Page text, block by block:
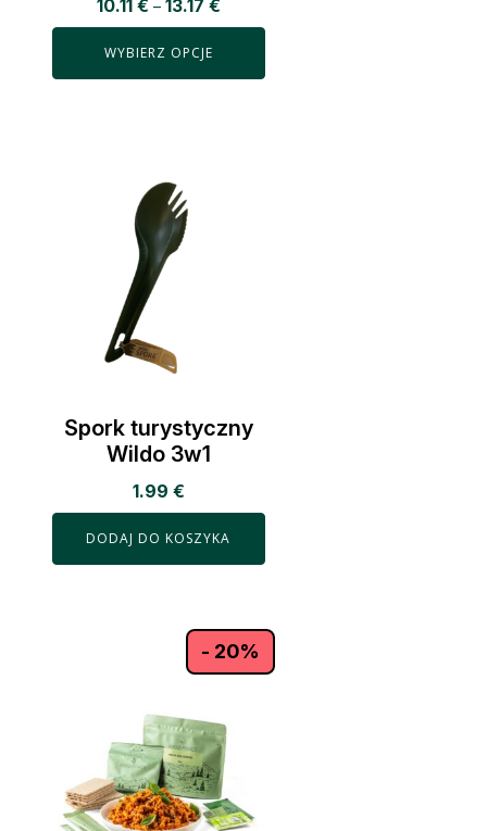
Oceniono
10.11 € – 13.17 €
WYBIERZ OPCJE
Spork turystyczny
Wildo 3w1
1.99 €
DODAJ DO KOSZYKA
- 20%